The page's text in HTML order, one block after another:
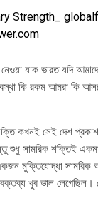
নেওয়া যাক ভারত যদি
কি রকম আমরা কি
কখনই সেই দেশ
শুধু সামরিক শক্তিই
মুক্তিযোদ্ধা সামরিক
খুব ভাল লেগেছিল।